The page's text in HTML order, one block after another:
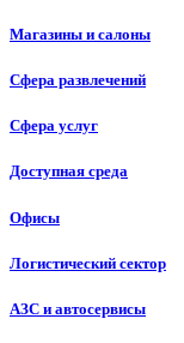
Магазины и салоны
Сфера развлечений
Сфера услуг
Доступная среда
Офисы
Логистический сектор
АЗС и автосервисы